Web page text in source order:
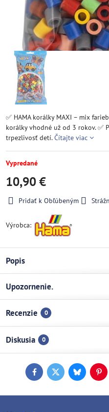
✅ HAMA korálky MAXI – mix
korálky vhodné už od 3 rokov. ✅
trpezlivosť detí.Čítajte viac
Vypredané
10,90 €
Pridať k Obľúbeným
Výrobca:
Popis
Upozornenie.
Recenzie 0
Diskusia 0
FacebookTwitterBluesky